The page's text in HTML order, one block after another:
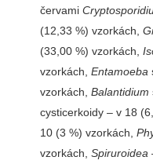
červami
(12,33 %) vzorkách,
(33,00 %) vzorkách,
vzorkách, Entamoeba
vzorkách, Balantidium
cysticerkoidy – v 18
10 (3 %) vzorkách,
vzorkách, Spiruroidea